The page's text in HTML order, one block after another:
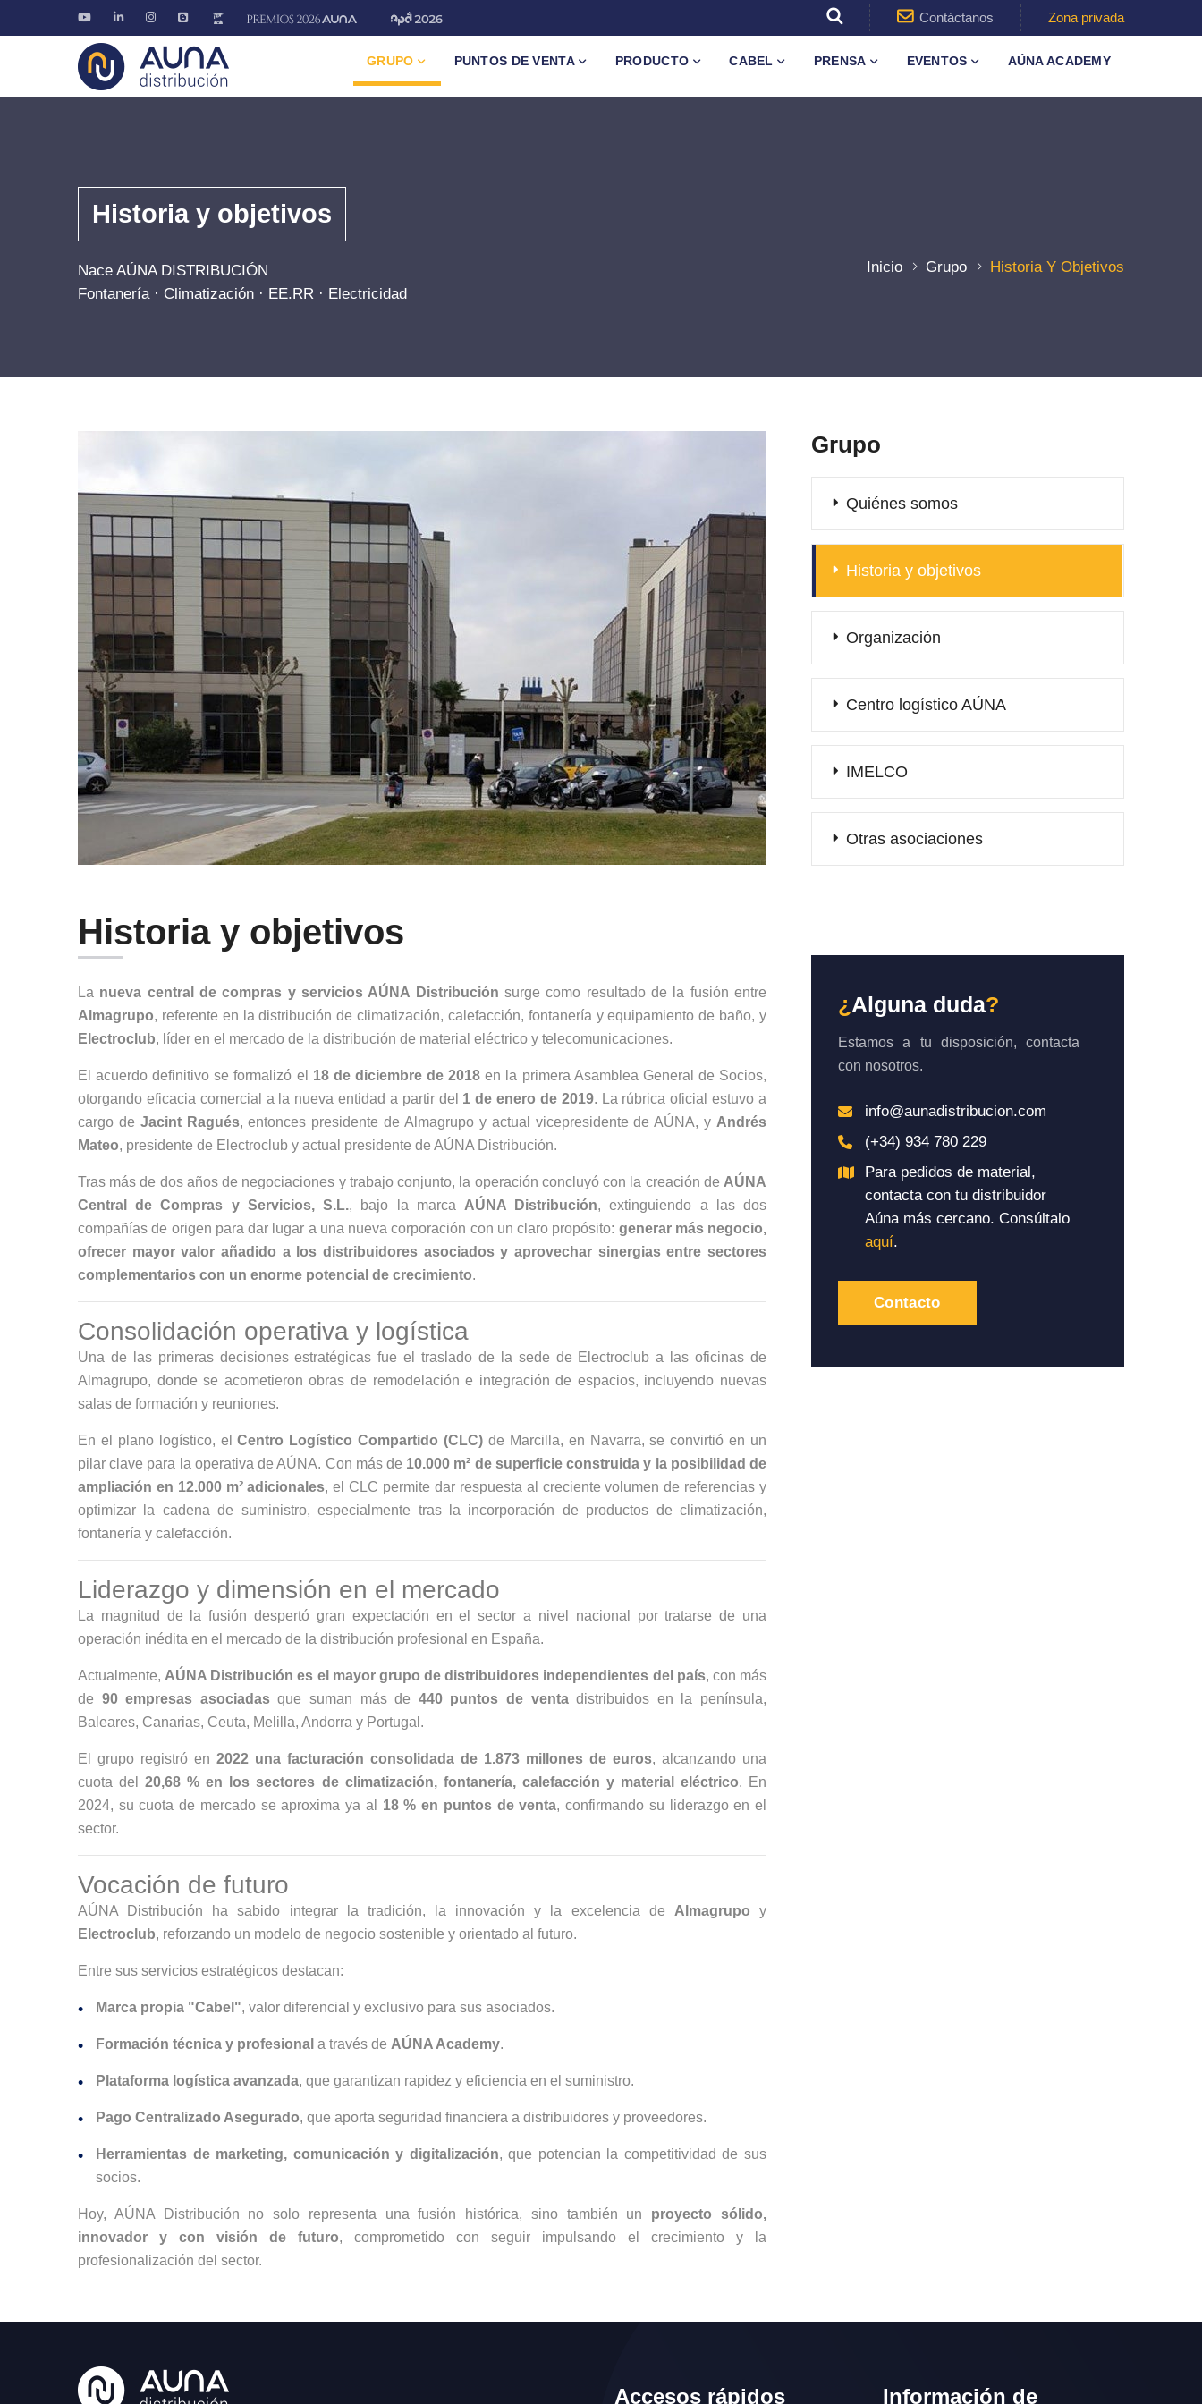
Contáctanos Zona privada
GRUPO PUNTOS DE VENTA PRODUCTO CABEL PRENSA EVENTOS AÚNA ACADEMY
Historia y objetivos
Nace AÚNA DISTRIBUCIÓN
Fontanería · Climatización · EE.RR · Electricidad
Inicio Grupo Historia Y Objetivos
Historia y objetivos
La nueva central de compras y servicios AÚNA Distribución surge como resultado de la fusión entre
Almagrupo, referente en la distribución de climatización, calefacción, fontanería y equipamiento de baño, y
Electroclub, líder en el mercado de la distribución de material eléctrico y telecomunicaciones.
El acuerdo definitivo se formalizó el 18 de diciembre de 2018 en la primera Asamblea General de Socios,
otorgando eficacia comercial a la nueva entidad a partir del 1 de enero de 2019. La rúbrica oficial estuvo a
cargo de Jacint Ragués, entonces presidente de Almagrupo y actual vicepresidente de AÚNA, y Andrés
Mateo, presidente de Electroclub y actual presidente de AÚNA Distribución.
Tras más de dos años de negociaciones y trabajo conjunto, la operación concluyó con la creación de AÚNA
Central de Compras y Servicios, S.L., bajo la marca AÚNA Distribución, extinguiendo a las dos
compañías de origen para dar lugar a una nueva corporación con un claro propósito: generar más negocio,
ofrecer mayor valor añadido a los distribuidores asociados y aprovechar sinergias entre sectores
complementarios con un enorme potencial de crecimiento.
Consolidación operativa y logística
Una de las primeras decisiones estratégicas fue el traslado de la sede de Electroclub a las oficinas de
Almagrupo, donde se acometieron obras de remodelación e integración de espacios, incluyendo nuevas
salas de formación y reuniones.
En el plano logístico, elCentro Logístico Compartido (CLC) de Marcilla, en Navarra, se convirtió en un
pilar clave para la operativa de AÚNA. Con más de 10.000 m² de superficie construida y la posibilidad de
ampliación en 12.000 m² adicionales, el CLC permite dar respuesta al creciente volumen de referencias y
optimizar la cadena de suministro, especialmente tras la incorporación de productos de climatización,
fontanería y calefacción.
Liderazgo y dimensión en el mercado
La magnitud de la fusión despertó gran expectación en el sector a nivel nacional por tratarse de una
operación inédita en el mercado de la distribución profesional en España.
Actualmente, AÚNA Distribución es el mayor grupo de distribuidores independientes del país, con más
de 90 empresas asociadasque suman más de 440 puntos de ventadistribuidos en la península,
Baleares, Canarias, Ceuta, Melilla, Andorra y Portugal.
El grupo registró en 2022 una facturación consolidada de 1.873 millones de euros, alcanzando una
cuota del20,68 % en los sectores de climatización, fontanería, calefacción y material eléctrico. En
2024, su cuota de mercado se aproxima ya al 18 % en puntos de venta, confirmando su liderazgo en el
sector.
Vocación de futuro
AÚNA Distribución ha sabido integrar la tradición, la innovación y la excelencia de Almagrupo y
Electroclub, reforzando un modelo de negocio sostenible y orientado al futuro.
Entre sus servicios estratégicos destacan:
Marca propia "Cabel", valor diferencial y exclusivo para sus asociados.
Formación técnica y profesional a través de AÚNA Academy.
Plataforma logística avanzada, que garantizan rapidez y eficiencia en el suministro.
Pago Centralizado Asegurado, que aporta seguridad financiera a distribuidores y proveedores.
Herramientas de marketing, comunicación y digitalización, que potencian la competitividad de sus
socios.
Hoy, AÚNA Distribución no solo representa una fusión histórica, sino también un proyecto sólido,
innovador y con visión de futuro, comprometido con seguir impulsando el crecimiento y la
profesionalización del sector.
Grupo
Quiénes somos
Historia y objetivos
Organización
Centro logístico AÚNA
IMELCO
Otras asociaciones
¿ Alguna duda?
Estamos a tu disposición, contacta
con nosotros.
info@aunadistribucion.com
(+34) 934 780 229
Para pedidos de material,
contacta con tu distribuidor
Aúna más cercano. Consúltalo
aquí.
Contacto
Accesos rápidos Información de